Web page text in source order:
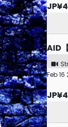
AID
Feb